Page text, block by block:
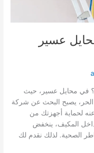
عسير
في محايل عسير، حيث
يصبح البحث عن شركة
لحماية أجهزتك من
داخل المكيف، ينخفض
الصحية. لذلك نقدم لك